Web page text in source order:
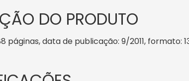
DO PRODUTO
páginas, data de publicação: 9/2011,